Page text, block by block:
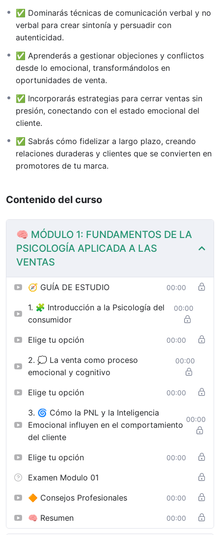
✅ Dominarás técnicas de comunicación verbal y no
verbal para crear sintonía y persuadir con
autenticidad.
✅ Aprenderás a gestionar objeciones y conflictos
desde lo emocional, transformándolos en
oportunidades de venta.
✅ Incorporarás estrategias para cerrar ventas sin
presión, conectando con el estado emocional del
cliente.
✅ Sabrás cómo fidelizar a largo plazo, creando
relaciones duraderas y clientes que se convierten en
promotores de tu marca.
Contenido del curso
🧠 MÓDULO 1: FUNDAMENTOS DE LA
PSICOLOGÍA APLICADA A LAS
VENTAS
🧭 GUÍA DE ESTUDIO 00:00
1. 🧩 Introducción a la Psicología del
consumidor
00:00
Elige tu opción 00:00
2. 💭 La venta como proceso
emocional y cognitivo
00:00
Elige tu opción 00:00
3. 🌀 Cómo la PNL y la Inteligencia
Emocional influyen en el comportamiento
del cliente
00:00
Elige tu opción 00:00
Examen Modulo 01
🔶 Consejos Profesionales 00:00
🧠 Resumen 00:00